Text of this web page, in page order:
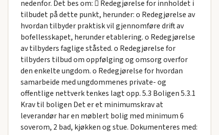
nedenfor. Det bes om:  Redegjørelse for innholdet i
tilbudet på dette punkt, herunder: o Redegjørelse av
hvordan tilbyder praktisk vil gjennomføre drift av
bofellesskapet, herunder etablering. o Redegjørelse
av tilbyders faglige ståsted. o Redegjørelse for
tilbyders tilbud om oppfølging og omsorg overfor
den enkelte ungdom. o Redegjørelse for hvordan
samarbeide med ungdommenes private- og
offentlige nettverk tenkes lagt opp. 5.3 Boligen 5.3.1
Krav til boligen Det er et minimumskrav at
leverandør har en møblert bolig med minimum 6
soverom, 2 bad, kjøkken og stue. Dokumenteres med: